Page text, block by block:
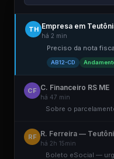
TH Empresa em
há 2 min
Preciso da nota
AB12-CD
CF C. Financeiro RS ME
há 47 min
Sobre o
RF R. Ferreira —
há 2h 15min
Boleto eSocial —